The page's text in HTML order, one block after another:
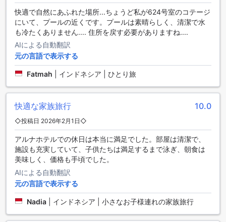
提供しており、周辺の観光名所を手軽に巡ることができま
す。
ホテル内にはバレットパーキングとカーパークがあり、お車
での移動をお考えの方に便利です。さらに、シャトルサービ
スやタクシーサービスもご利用いただけます。また、レンタ
カーサービスもありますので、自由な時間に周辺エリアを探
索することも可能です。チケットサービスも提供しており、
イベントやアトラクションへのアクセスもスムーズです。ホ
テル内には駐車場もあり、さらに無料で利用することができ
ます。グラハ ビーチ センギギ ホテルは、交通施設の充実度に
より、お客様の滞在をより一層快適なものにします。
快適な滞在を支える充実の客室設備
グラハ ビーチ センギギ ホテルの客室には、快適さと便利さを
追求した設備が整っています。エアコン完備で、常に快適な
室温を保つことができ、遮光カーテンにより安らかな睡眠を
サポートします。リラックスできるバルコニーやテラスから
は美しい景色を楽しめ、テレビや衛星／ケーブルチャンネル
も備わっているので、リラックスタイムも充実します。 ま
た、ミニバーや冷蔵庫、コーヒー・ティーメーカーが完備さ
れており、無料のミネラルウォーターやインスタントコーヒ
快適で自然にあふれた場所...ちょうど私が624号室のコテージ
にいて、プールの近くです。プールは素晴らしく、清潔で水
も冷たくありません.... 住所を戻す必要がありますね....
AIによる自動翻訳
元の言語で表示する
Fatmah インドネシア | ひとり旅
快適な家族旅行 10.0
◇投稿日 2026年2月1日◇
アルナホテルでの休日は本当に満足でした。部屋は清潔で、
施設も充実していて、子供たちは満足するまで泳ぎ、朝食は
美味しく、価格も手頃でした。
AIによる自動翻訳
元の言語で表示する
Nadia インドネシア | 小さなお子様連れの家族旅行